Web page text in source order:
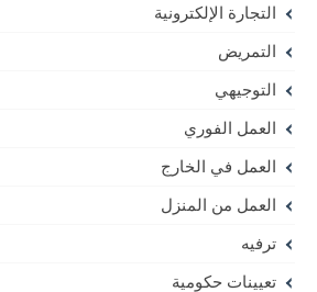
التجارة الإلكترونية
التمريض
التوجيهي
العمل الفوري
العمل في الخارج
العمل من المنزل
ترفيه
تعيينات حكومية